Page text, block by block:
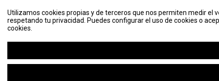
Utilizamos cookies propias y de terceros que nos permiten medir el
respetando tu privacidad. Puedes configurar el uso de cookies o
cookies.